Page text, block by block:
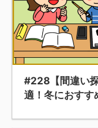
#228【間違い
適！冬におすす